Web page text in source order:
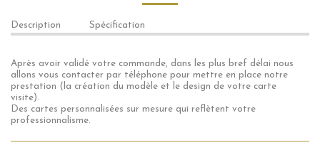
Description Spécification
Après avoir validé votre commande, dans les plus bref délai nous
allons vous contacter par téléphone pour mettre en place notre
prestation (la création du modèle et le design de votre carte
visite).
Des cartes personnalisées sur mesure qui reflètent votre
professionnalisme.